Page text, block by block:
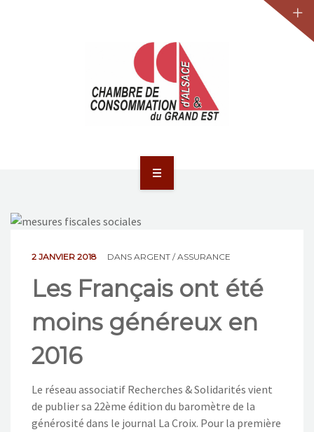
ACTUALITÉS
JURIDIQUE
LA CCA-GE
NOS ACTIONS
CONTACT
2 JANVIER 2018 DANS ARGENT / ASSURANCE
Les Français ont été
moins généreux en
2016
Le réseau associatif Recherches & Solidarités vient
de publier sa 22ème édition du baromètre de la
générosité dans le journal La Croix. Pour la première